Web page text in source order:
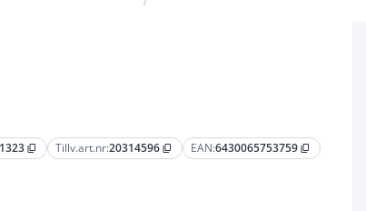
content_copy Tillv.art.nr:20314596 content_copy EAN:6430065753759 content_copy